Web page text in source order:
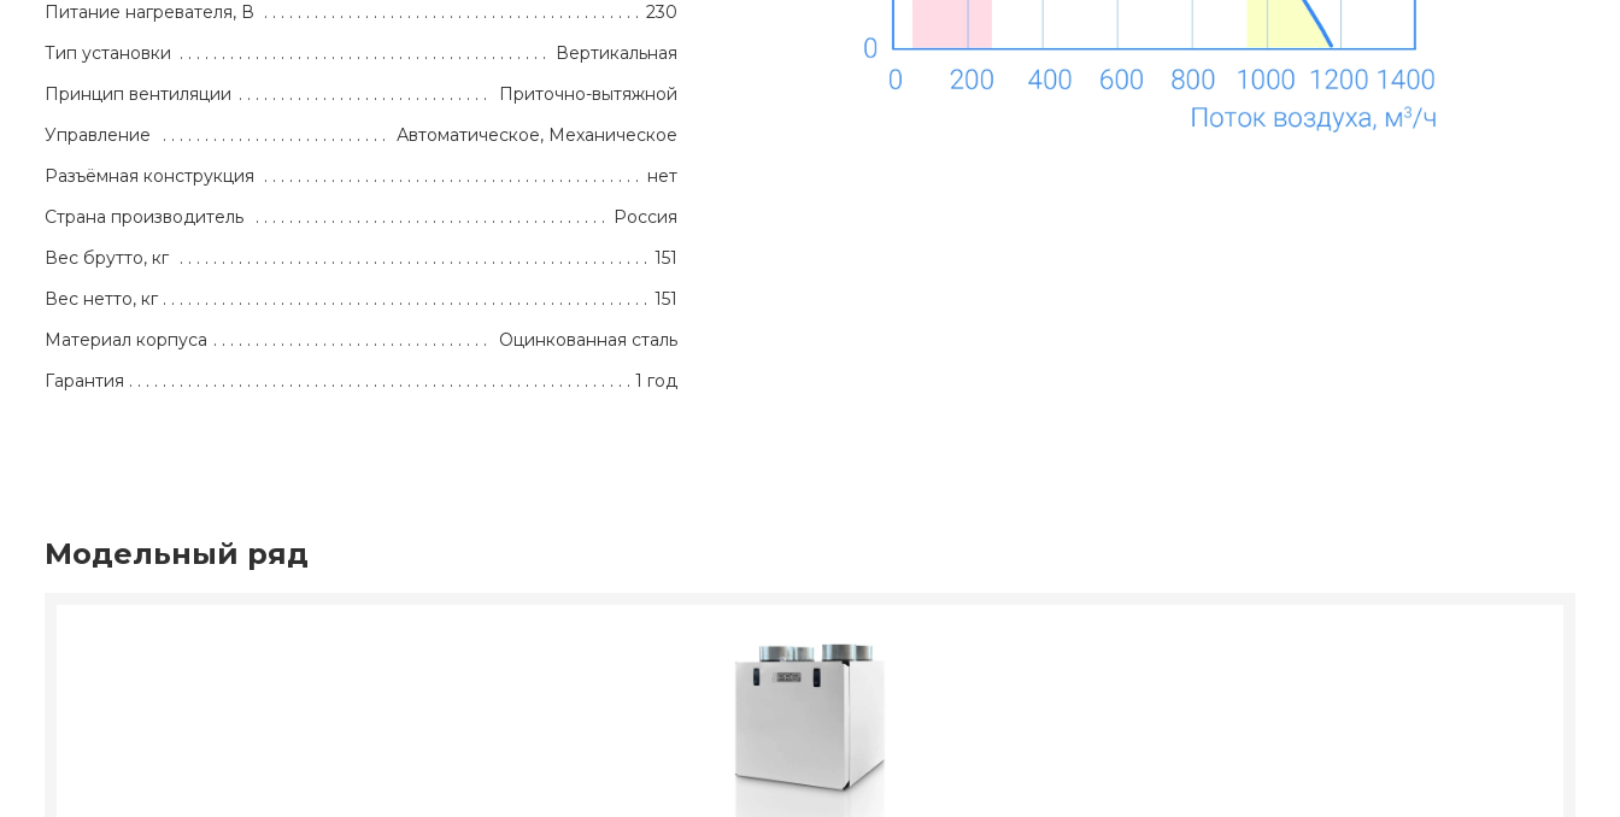
Питание нагревателя, В
230
Тип установки
Вертикальная
Принцип вентиляции
Приточно-вытяжной
Управление
Автоматическое, Механическое
Разъёмная конструкция
нет
Страна производитель
Россия
Вес брутто, кг
151
Вес нетто, кг
151
Материал корпуса
Оцинкованная сталь
Гарантия
1 год
Модельный ряд